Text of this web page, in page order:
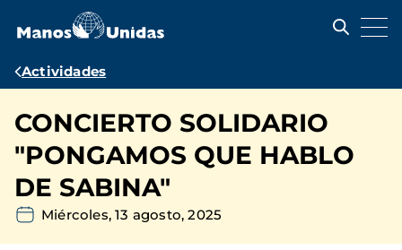
contenido
Ruta
navegación
Actividades
CONCIERTO SOLIDARIO
"PONGAMOS QUE HABLO
DE SABINA"
Miércoles, 13 agosto, 2025